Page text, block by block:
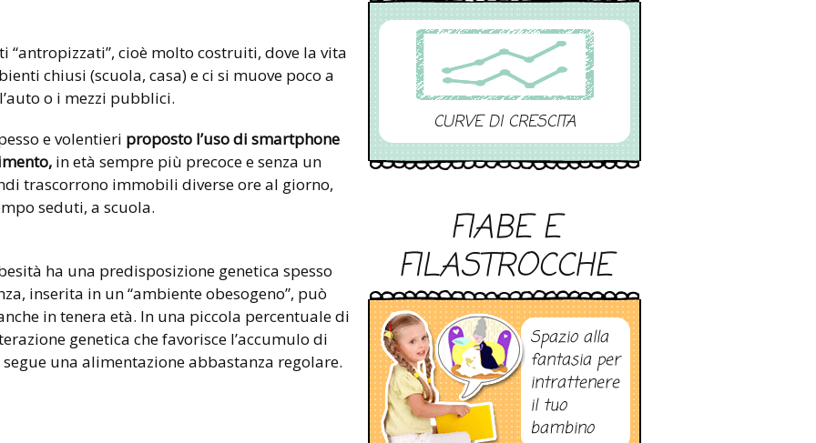
cioè molto costruiti, dove la vita
chiusi (scuola, casa) e ci si muove poco a
o i mezzi pubblici.
e volentieri proposto l’uso di smartphone
in età sempre più precoce e senza un
trascorrono immobili diverse ore al giorno,
seduti, a scuola.
ha una predisposizione genetica spesso
inserita in un “ambiente obesogeno”, può
in tenera età. In una piccola percentuale di
genetica che favorisce l’accumulo di
una alimentazione abbastanza regolare.
CURVE DI CRESCITA
FIABE E
FILASTROCCHE
Spazio alla
fantasia per
intrattenere
il tuo
bambino